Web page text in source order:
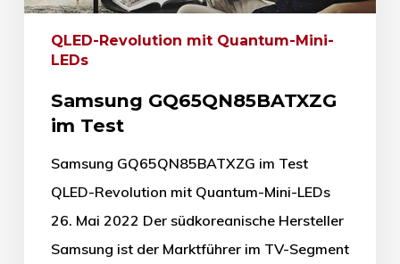
QLED-Revolution mit Quantum-Mini-
LEDs
Samsung GQ65QN85BATXZG
im Test
Samsung GQ65QN85BATXZG im Test
QLED-Revolution mit Quantum-Mini-LEDs
26. Mai 2022 Der südkoreanische Hersteller
Samsung ist der Marktführer im TV-Segment